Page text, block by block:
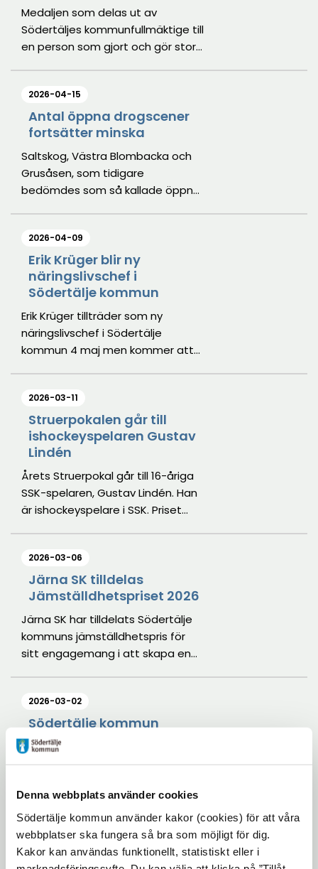
Denna webbplats använder cookies
Södertälje kommun använder kakor (cookies) för att våra
webbplatser ska fungera så bra som möjligt för dig.
Kakor kan användas funktionellt, statistiskt eller i
Medaljen som delas ut av
Södertäljes kommunfullmäktige till
en person som gjort och gör stora
Golod för sitt folkbildande arbete
och insatser för de som flytt
kriget i Ukraina. Prisceremonin sker
i samband med
nationaldagsfirandet på
Torekällberget.
2026-04-15
Antal öppna drogscener
fortsätter minska
Saltskog, Västra Blombacka och
Grusåsen, som tidigare
bedömdes som så kallade öppna
Södertälje kommun och polisen.
2026-04-09
Erik Krüger blir ny
näringslivschef i
Södertälje kommun
Erik Krüger tillträder som ny
näringslivschef i Södertälje
kommun 4 maj men kommer att
närmast från Stockholm Business
Region där han arbetat med och
ansvarat för att stärka regionens
konkurrenskraft i en internationell
kontext.
2026-03-11
Struerpokalen går till
ishockeyspelaren Gustav
Lindén
Årets Struerpokal går till 16-åriga
SSK-spelaren, Gustav Lindén. Han
är ishockeyspelare i SSK. Priset
idrottsprestation.
2026-03-06
Järna SK tilldelas
Jämställdhetspriset 2026
Järna SK har tilldelats Södertälje
kommuns jämställdhetspris för
sitt engagemang i att skapa en
möjligheter att träna, tävla och
utvecklas som sina manliga
motsvarigheter.
2026-03-02
Södertälje kommun
positiv till utökade
registerkontroller – men
verktyg
Från 1 mars 2026 tillåts
registerkontroller vid rekrytering
inom hemtjänst, LSS och arbete i
hemmet hos äldre och vuxna med